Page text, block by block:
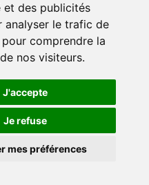
et des publicités
analyser le trafic de
comprendre la
nos visiteurs.
J'accepte
Je refuse
mes préférences
actuels
jour dans votre e-mail